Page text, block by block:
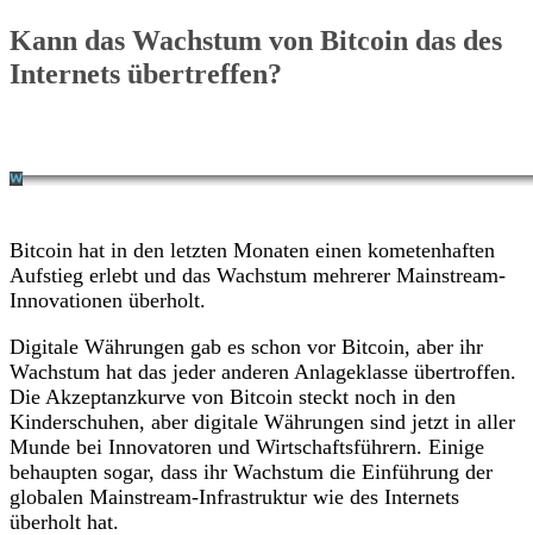
Kann das Wachstum von Bitcoin das des
Internets übertreffen?
Bitcoin hat in den letzten Monaten einen kometenhaften
Aufstieg erlebt und das Wachstum mehrerer Mainstream-
Innovationen überholt.
Digitale Währungen gab es schon vor Bitcoin, aber ihr
Wachstum hat das jeder anderen Anlageklasse übertroffen.
Die Akzeptanzkurve von Bitcoin steckt noch in den
Kinderschuhen, aber digitale Währungen sind jetzt in aller
Munde bei Innovatoren und Wirtschaftsführern. Einige
behaupten sogar, dass ihr Wachstum die Einführung der
globalen Mainstream-Infrastruktur wie des Internets
überholt hat.